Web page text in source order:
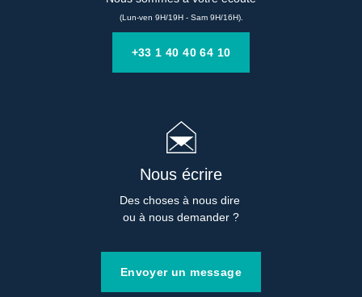
(Lun-ven 9H/19H - Sam 9H/16H).
+33 1 40 40 64 10
Nous écrire
Des choses à nous dire
ou à nous demander ?
Envoyer un message